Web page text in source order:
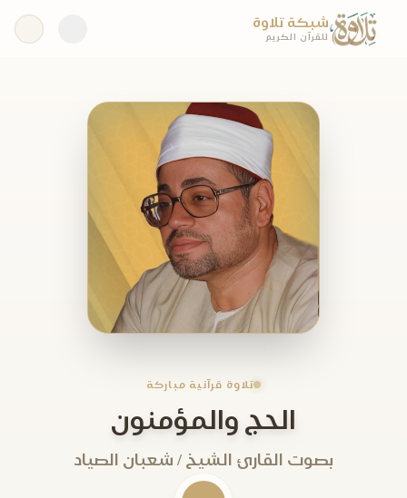
شبكة تلاوة
للقرآن الكريم
تلاوة قرآنية مباركة
الحج والمؤمنون
بصوت القارئ الشيخ / شعبان الصياد